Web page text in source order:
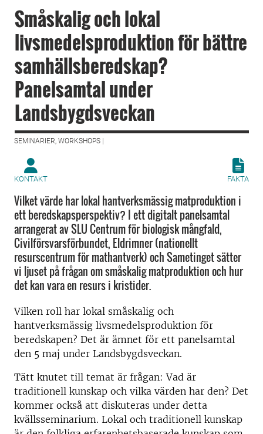
Småskalig och lokal
livsmedelsproduktion för bättre
samhällsberedskap?
Panelsamtal under
Landsbygdsveckan
SEMINARIER, WORKSHOPS |
KONTAKT FAKTA
Vilket värde har lokal hantverksmässig matproduktion i
ett beredskapsperspektiv? I ett digitalt panelsamtal
arrangerat av SLU Centrum för biologisk mångfald,
Civilförsvarsförbundet, Eldrimner (nationellt
resurscentrum för mathantverk) och Sametinget sätter
vi ljuset på frågan om småskalig matproduktion och hur
det kan vara en resurs i kristider.
Vilken roll har lokal småskalig och
hantverksmässig livsmedelsproduktion för
beredskapen? Det är ämnet för ett panelsamtal
den 5 maj under Landsbygdsveckan.
Tätt knutet till temat är frågan: Vad är
traditionell kunskap och vilka värden har den? Det
kommer också att diskuteras under detta
kvällsseminarium. Lokal och traditionell kunskap